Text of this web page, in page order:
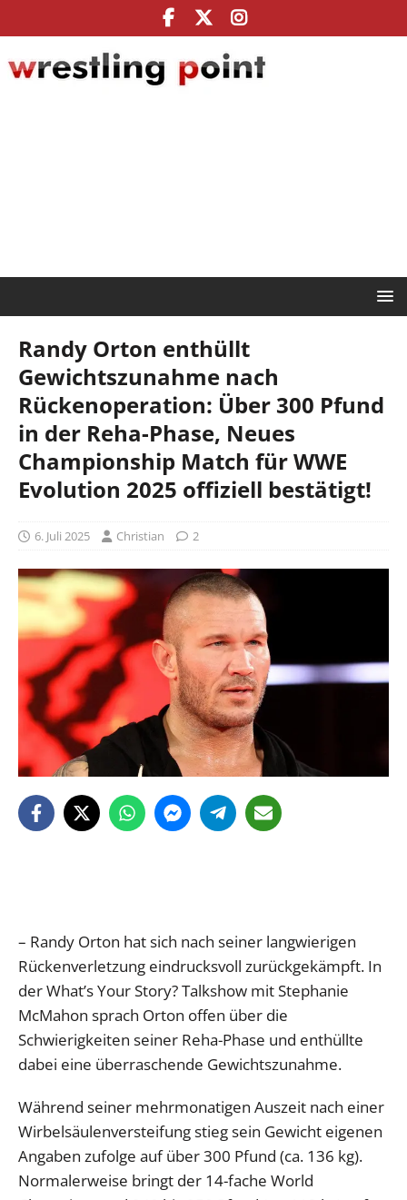
Randy Orton enthüllt
Gewichtszunahme nach
Rückenoperation: Über 300 Pfund
in der Reha-Phase, Neues
Championship Match für WWE
Evolution 2025 offiziell bestätigt!
6. Juli 2025 Christian 2
– Randy Orton hat sich nach seiner langwierigen
Rückenverletzung eindrucksvoll zurückgekämpft. In
der What’s Your Story? Talkshow mit Stephanie
McMahon sprach Orton offen über die
Schwierigkeiten seiner Reha-Phase und enthüllte
dabei eine überraschende Gewichtszunahme.
Während seiner mehrmonatigen Auszeit nach einer
Wirbelsäulenversteifung stieg sein Gewicht eigenen
Angaben zufolge auf über 300 Pfund (ca. 136 kg).
Normalerweise bringt der 14-fache World